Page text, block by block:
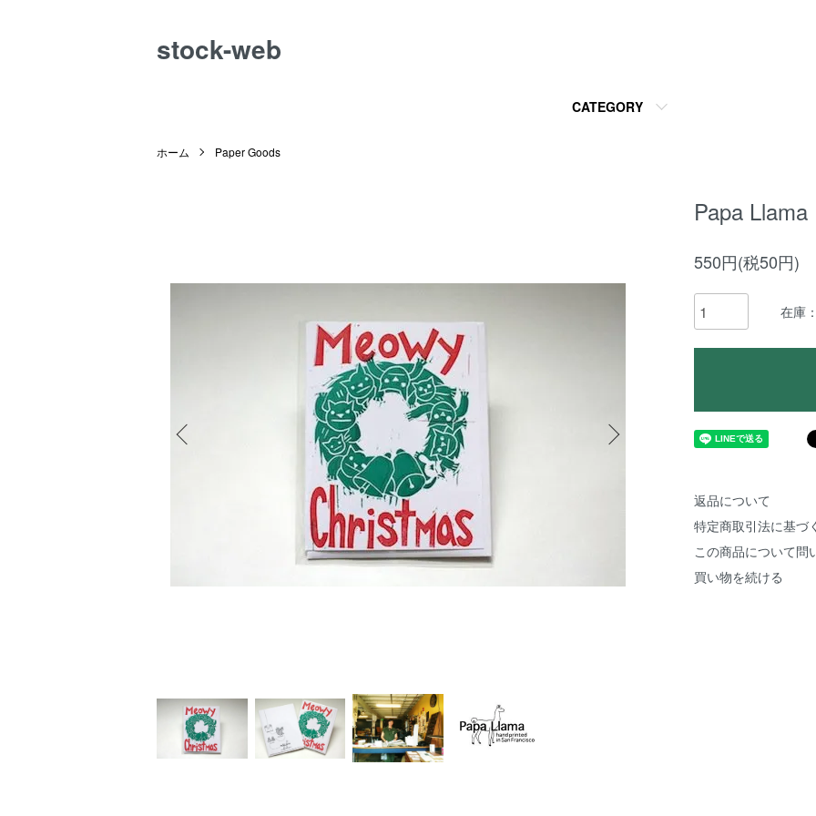
stock-web
CATEGORY
ホーム Paper Goods
Papa Llama
550円(税50円)
在庫
返品について
特定商取引法に基づ
この商品について問
買い物を続ける